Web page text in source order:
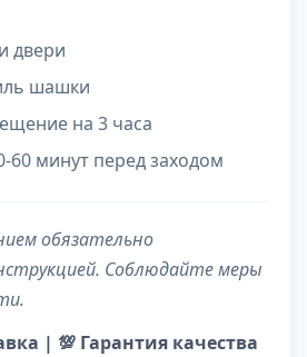
двери
шашки
на 3 часа
60 минут перед заходом
обязательно
Соблюдайте меры
| 💯 Гарантия качества